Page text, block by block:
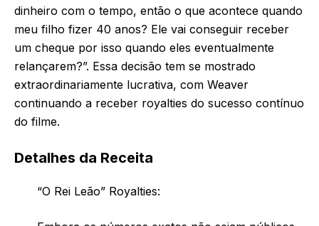
dinheiro com o tempo, então o que acontece quando
meu filho fizer 40 anos? Ele vai conseguir receber
um cheque por isso quando eles eventualmente
relançarem?”. Essa decisão tem se mostrado
extraordinariamente lucrativa, com Weaver
continuando a receber royalties do sucesso contínuo
do filme.
Detalhes da Receita
“O Rei Leão” Royalties: